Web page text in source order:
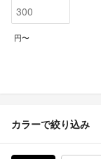
円〜
カラーで絞り込み